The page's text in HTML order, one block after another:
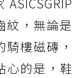
紋，無論是
樓磁磚，
心的是，鞋